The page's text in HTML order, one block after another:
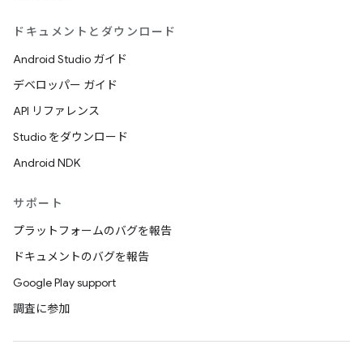
ドキュメントとダウンロード
Android Studio ガイド
デベロッパー ガイド
API リファレンス
Studio をダウンロード
Android NDK
サポート
プラットフォームのバグを報告
ドキュメントのバグを報告
Google Play support
調査に参加